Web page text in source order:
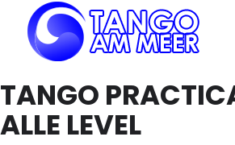
TANGO
ALLE LEVEL